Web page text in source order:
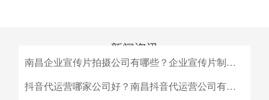
新闻资讯
南昌企业宣传片拍摄公司有哪些？企业宣传片制作公司哪家好
南昌企业宣传片拍摄公司有哪些？企业宣传片制作公司哪家
抖音代运营哪家公司好？南昌抖音代运营公司有哪些？